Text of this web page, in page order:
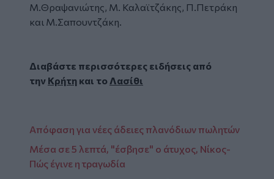
Μ.Θραψανιώτης, Μ. Καλαϊτζάκης, Π.Πετράκη
και Μ.Σαπουντζάκη.
Διαβάστε περισσότερες ειδήσεις από
την Κρήτη και το Λασίθι
Απόφαση για νέες άδειες πλανόδιων πωλητών
Μέσα σε 5 λεπτά, "έσβησε" ο άτυχος, Νίκος-
Πώς έγινε η τραγωδία